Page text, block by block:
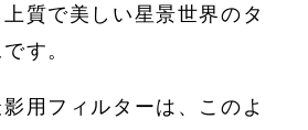
質で美しい星景世界のタ
す。
用フィルターは、このよ